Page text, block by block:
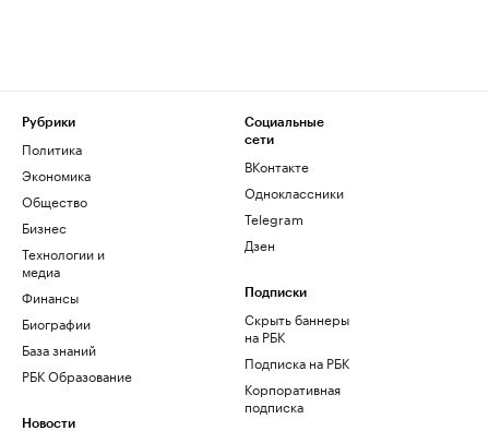
Рубрики
Политика
Экономика
Общество
Бизнес
Технологии и
медиа
Финансы
Биографии
База знаний
РБК Образование
Новости
Социальные
сети
ВКонтакте
Одноклассники
Telegram
Дзен
Подписки
Скрыть баннеры
на РБК
Подписка на РБК
Корпоративная
подписка